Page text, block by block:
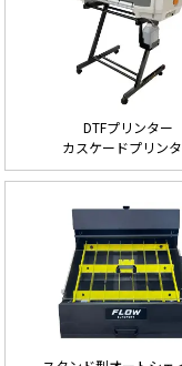
DTFプリンター
カスケードプリン